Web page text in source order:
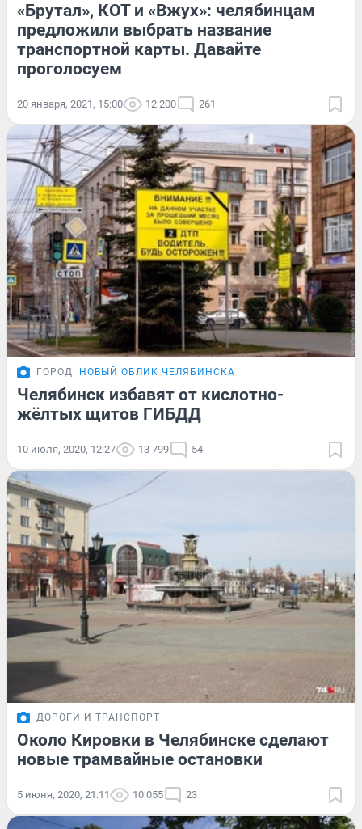
«Брутал», КОТ и «Вжух»: челябинцам
предложили выбрать название
транспортной карты. Давайте
проголосуем
20 января, 2021, 15:00 12 200 261
ГОРОД НОВЫЙ ОБЛИК ЧЕЛЯБИНСКА
Челябинск избавят от кислотно-
жёлтых щитов ГИБДД
10 июля, 2020, 12:27 13 799 54
ДОРОГИ И ТРАНСПОРТ
Около Кировки в Челябинске сделают
новые трамвайные остановки
5 июня, 2020, 21:11 10 055 23